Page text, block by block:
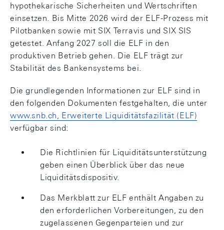
hypothekarische Sicherheiten und Wertschriften
einsetzen. Bis Mitte 2026 wird der ELF-Prozess mit
Pilotbanken sowie mit SIX Terravis und SIX SIS
getestet. Anfang 2027 soll die ELF in den
produktiven Betrieb gehen. Die ELF trägt zur
Stabilität des Bankensystems bei.
Die grundlegenden Informationen zur ELF sind in
den folgenden Dokumenten festgehalten, die unter
www.snb.ch, Erweiterte Liquiditätsfazilität (ELF)
verfügbar sind:
Die Richtlinien für Liquiditätsunterstützung
geben einen Überblick über das neue
Liquiditätsdispositiv.
Das Merkblatt zur ELF enthält Angaben zu
den erforderlichen Vorbereitungen, zu den
zugelassenen Gegenparteien und zur